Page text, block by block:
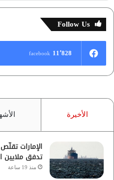
Follow Us
11٬828 facebook
الأخيرة
الإمارات
تدفق ملايين
منذ 19 ساعة